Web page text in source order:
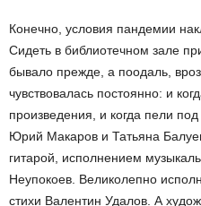
Конечно, условия пандемии
Сидеть в библиотечном зале
бывало прежде, а поодаль,
чувствовалась постоянно: и
произведения, и когда пели
Юрий Макаров и Татьяна
гитарой, исполнением
Неупокоев. Великолепно
стихи Валентин Удалов. А